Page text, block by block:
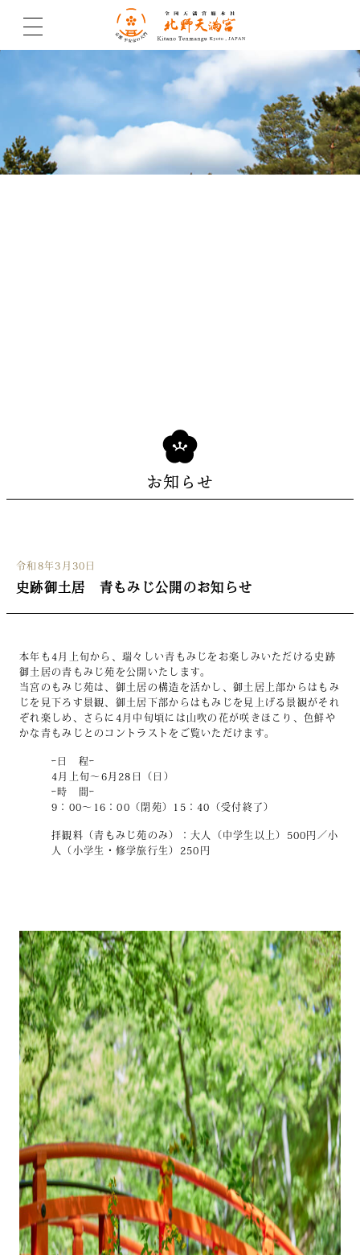
お知らせ
令和8年3月30日
史跡御土居 青もみじ公開のお知らせ
本年も4月上旬から、瑞々しい青もみじをお楽しみいただける史跡
御土居の青もみじ苑を公開いたします。
当宮のもみじ苑は、御土居の構造を活かし、御土居上部からはもみ
じを見下ろす景観、御土居下部からはもみじを見上げる景観がそれ
ぞれ楽しめ、さらに4月中旬頃には山吹の花が咲きほこり、色鮮や
かな青もみじとのコントラストをご覧いただけます。
ｰ日 程ｰ
4月上旬～6月28日（日）
ｰ時 間ｰ
9：00～16：00（閉苑）15：40（受付終了）
拝観料（青もみじ苑のみ）：大人（中学生以上）500円／小
人（小学生・修学旅行生）250円